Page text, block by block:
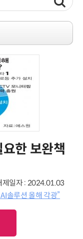
한 보완책
제일자 : 2024.01.03
솔루션 올해 각광”